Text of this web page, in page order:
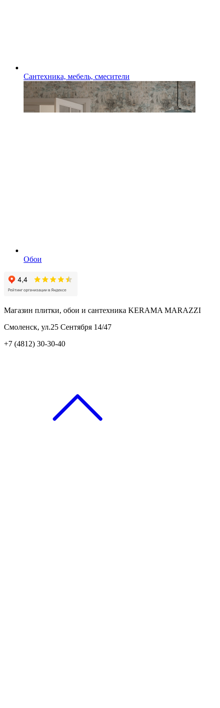
Сантехника, мебель, смесители
Обои
Магазин плитки, обои и сантехника KERAMA MARAZZI
Смоленск, ул.25 Сентября 14/47
+7 (4812) 30-30-40